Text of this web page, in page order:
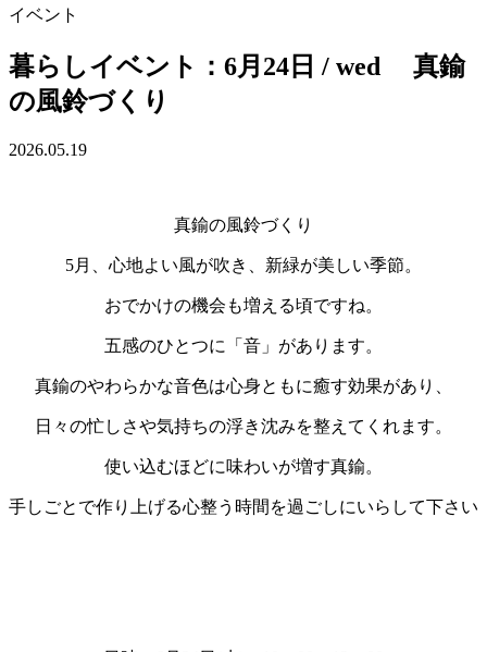
イベント
暮らしイベント：6月24日 / wed 真鍮
の風鈴づくり
2026.05.19
真鍮の風鈴づくり
5月、心地よい風が吹き、新緑が美しい季節。
おでかけの機会も増える頃ですね。
五感のひとつに「音」があります。
真鍮のやわらかな音色は心身ともに癒す効果があり、
日々の忙しさや気持ちの浮き沈みを整えてくれます。
使い込むほどに味わいが増す真鍮。
手しごとで作り上げる心整う時間を過ごしにいらして下さい